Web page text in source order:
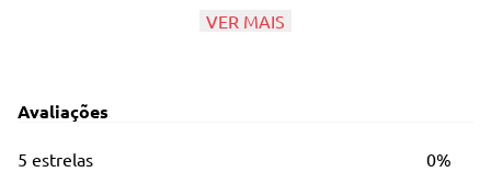
cobre até 100% dos fios brancos.
tratado suavemente, graças à sua tecnologia
sem amônia e à base de óleos. É ideal para
VER MAIS
Avaliações
5 estrelas 0%